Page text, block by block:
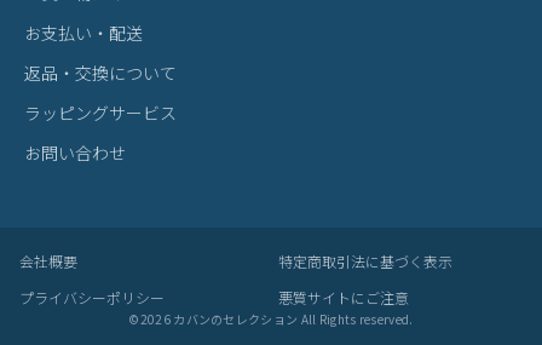
お支払い・配送
返品・交換について
ラッピングサービス
お問い合わせ
会社概要
特定商取引法に基づく表示
プライバシーポリシー
悪質サイトにご注意
©2026カバンのセレクション All Rights reserved.